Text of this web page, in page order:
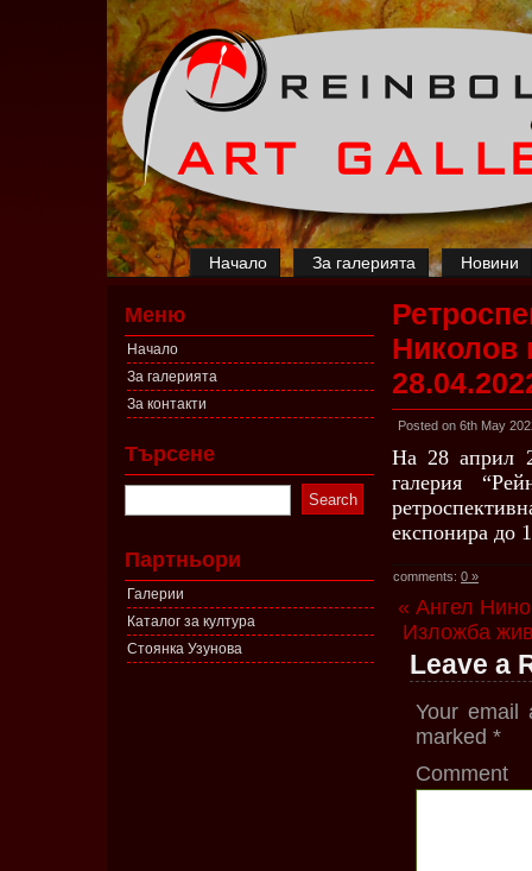
Начало За галерията Новини
Меню
Начало
За галерията
За контакти
Търсене
Партньори
Галерии
Каталог за култура
Стоянка Узунова
Николов
Posted on 6th May
На 28 април
галерия
експонира до
comments: 0 »
« Ангел
Изложба
Leave a
Your email
marked *
Comment